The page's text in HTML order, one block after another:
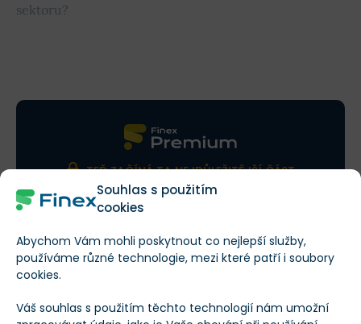
Souhlas s použitím
cookies
Abychom Vám mohli poskytnout co nejlepší služby,
používáme různé technologie, mezi které patří i soubory
cookies.
Váš souhlas s použitím těchto technologií nám umožní
sektoru?
TEĎ ZAČÍNÁ TA NEJDŮLEŽITĚJŠÍ ČÁST
Nenechte si ujít konkrétní čísla
Přečteno: 12 % článku Zbývá: 88 %